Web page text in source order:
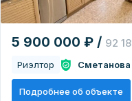
5 900 000 ₽ / 92
Риэлтор Сметанова
Подробнее об объекте